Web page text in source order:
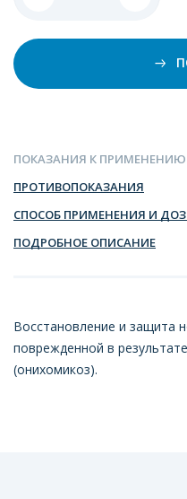
ПОКАЗАНИЯ К ПРИМЕНЕНИЮ
ПРОТИВОПОКАЗАНИЯ
СПОСОБ ПРИМЕНЕНИЯ И
ПОДРОБНОЕ ОПИСАНИЕ
Восстановление и защита
поврежденной в
(онихомикоз).